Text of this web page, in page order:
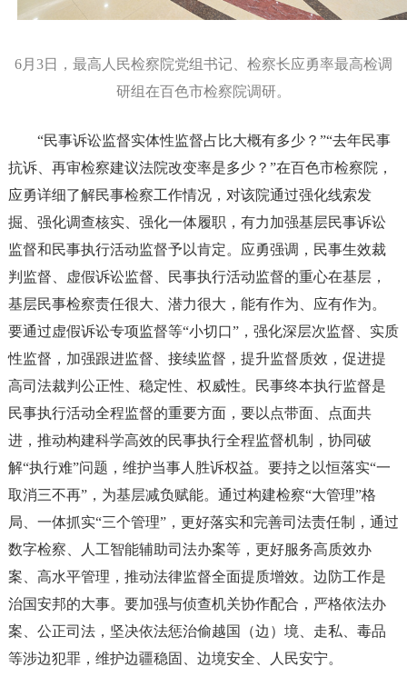
6月3日，最高人民检察院党组书记、检察长应勇率最高检调
研组在百色市检察院调研。
“民事诉讼监督实体性监督占比大概有多少？”“去年民事
抗诉、再审检察建议法院改变率是多少？”在百色市检察院，
应勇详细了解民事检察工作情况，对该院通过强化线索发
掘、强化调查核实、强化一体履职，有力加强基层民事诉讼
监督和民事执行活动监督予以肯定。应勇强调，民事生效裁
判监督、虚假诉讼监督、民事执行活动监督的重心在基层，
基层民事检察责任很大、潜力很大，能有作为、应有作为。
要通过虚假诉讼专项监督等“小切口”，强化深层次监督、实质
性监督，加强跟进监督、接续监督，提升监督质效，促进提
高司法裁判公正性、稳定性、权威性。民事终本执行监督是
民事执行活动全程监督的重要方面，要以点带面、点面共
进，推动构建科学高效的民事执行全程监督机制，协同破
解“执行难”问题，维护当事人胜诉权益。要持之以恒落实“一
取消三不再”，为基层减负赋能。通过构建检察“大管理”格
局、一体抓实“三个管理”，更好落实和完善司法责任制，通过
数字检察、人工智能辅助司法办案等，更好服务高质效办
案、高水平管理，推动法律监督全面提质增效。边防工作是
治国安邦的大事。要加强与侦查机关协作配合，严格依法办
案、公正司法，坚决依法惩治偷越国（边）境、走私、毒品
等涉边犯罪，维护边疆稳固、边境安全、人民安宁。